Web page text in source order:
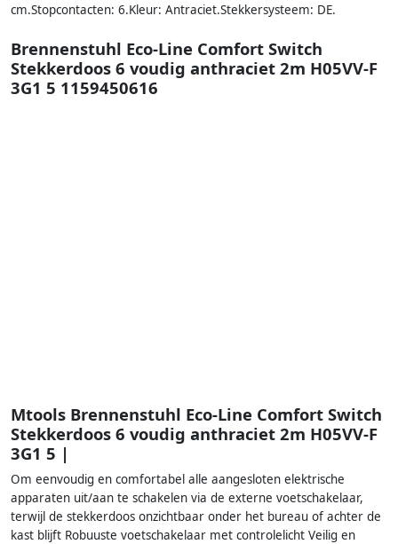
cm.Stopcontacten: 6.Kleur: Antraciet.Stekkersysteem: DE.
Brennenstuhl Eco-Line Comfort Switch
Stekkerdoos 6 voudig anthraciet 2m H05VV-F
3G1 5 1159450616
Mtools Brennenstuhl Eco-Line Comfort Switch
Stekkerdoos 6 voudig anthraciet 2m H05VV-F
3G1 5 |
Om eenvoudig en comfortabel alle aangesloten elektrische
apparaten uit/aan te schakelen via de externe voetschakelaar,
terwijl de stekkerdoos onzichtbaar onder het bureau of achter de
kast blijft Robuuste voetschakelaar met controlelicht Veilig en